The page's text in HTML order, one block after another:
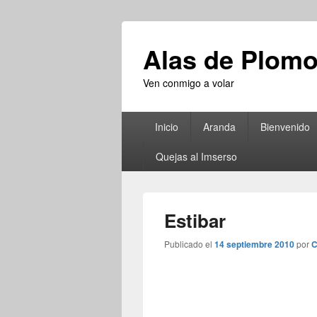
Alas de Plomo
Ven conmigo a volar
principalInicio Aranda Bienvenido
Quejas al Imserso
Estibar
Publicado el 14 septiembre 2010por